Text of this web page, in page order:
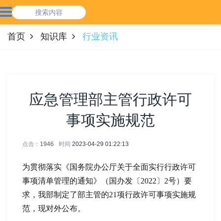
首页 知识库 行业资讯
应急管理部主管行政许可
事项实施规范
点击： 1946 时间 2023-04-29 01:22:13
为贯彻落实《国务院办公厅关于全面实行行政许可
事项清单管理的通知》（国办发〔2022〕2号）要
求，我部制定了部主管的21项行政许可事项实施规
范，现对外公布。